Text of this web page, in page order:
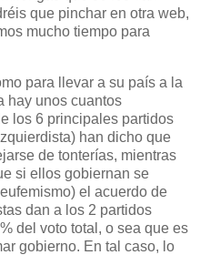
que pinchar en otra web,
mucho tiempo para
para llevar a su país a la
hay unos cuantos
los 6 principales partidos
han dicho que
arse de tonterías, mientras
si ellos gobiernan se
el acuerdo de
dan a los 2 partidos
del voto total, o sea que es
gobierno. En tal caso, lo